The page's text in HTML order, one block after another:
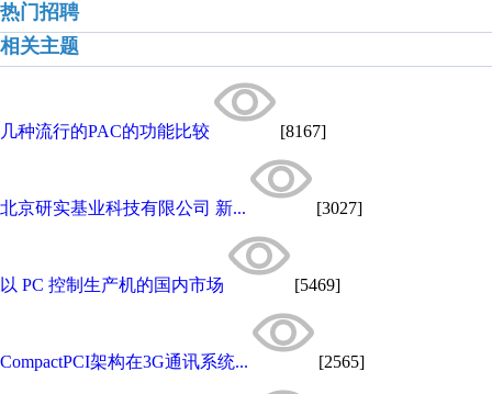
热门招聘
相关主题
几种流行的PAC的功能比较 [8167]
北京研实基业科技有限公司 新... [3027]
以 PC 控制生产机的国内市场 [5469]
CompactPCI架构在3G通讯系统... [2565]